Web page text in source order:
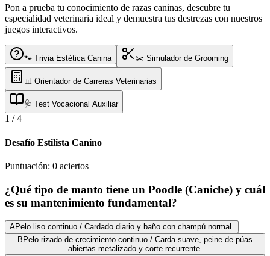
Pon a prueba tu conocimiento de razas caninas, descubre tu
especialidad veterinaria ideal y demuestra tus destrezas con nuestros
juegos interactivos.
🐾 Trivia Estética Canina ✂️ Simulador de Grooming
📊 Orientador de Carreras Veterinarias
🩺 Test Vocacional Auxiliar
1 /4
Desafío Estilista Canino
Puntuación: 0 aciertos
¿Qué tipo de manto tiene un Poodle (Caniche) y cuál
es su mantenimiento fundamental?
APelo liso continuo / Cardado diario y baño con champú normal.
B Pelo rizado de crecimiento continuo / Carda suave, peine de púas
abiertas metalizado y corte recurrente.